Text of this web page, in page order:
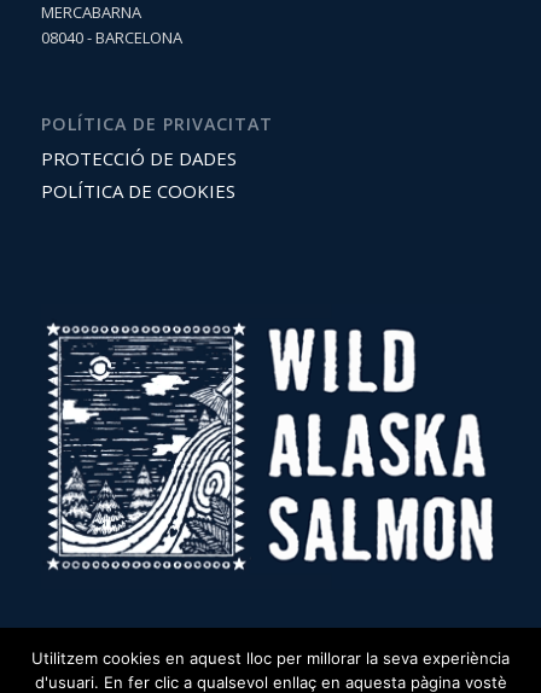
MERCABARNA
08040 - BARCELONA
POLÍTICA DE PRIVACITAT
PROTECCIÓ DE DADES
POLÍTICA DE COOKIES
Utilitzem cookies en aquest lloc per millorar la seva experiència
d'usuari. En fer clic a qualsevol enllaç en aquesta pàgina vostè